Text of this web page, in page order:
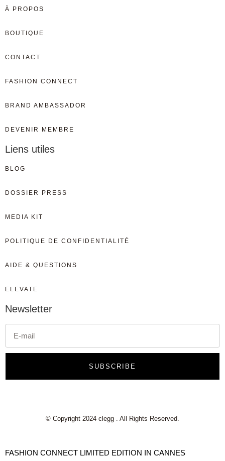
À PROPOS
BOUTIQUE
CONTACT
FASHION CONNECT
BRAND AMBASSADOR
DEVENIR MEMBRE
Liens utiles
BLOG
DOSSIER PRESS
MEDIA KIT
POLITIQUE DE CONFIDENTIALITÉ
AIDE & QUESTIONS
ELEVATE
Newsletter
SUBSCRIBE
© Copyright 2024 clegg . All Rights Reserved.
FASHION CONNECT LIMITED EDITION IN CANNES